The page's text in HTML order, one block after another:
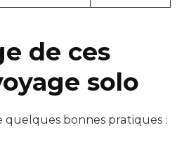
de ces
solo
bonnes pratiques :